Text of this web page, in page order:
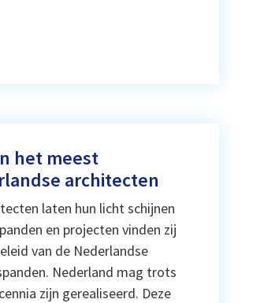
het meest
architecten
laten hun licht schijnen
en projecten vinden zij
van de Nederlandse
Nederland mag trots
zijn gerealiseerd. Deze